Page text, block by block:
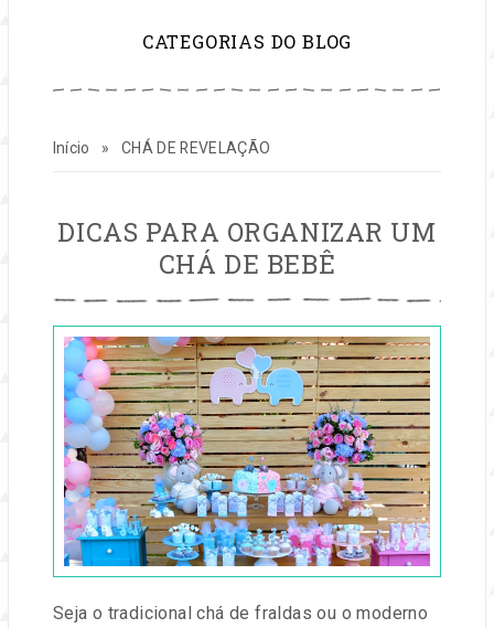
inspirar
sua
vida
e
seu
negócio
de
festas
e
eventos.
CATEGORIAS DO BLOG
Início » CHÁ DE REVELAÇÃO
CHÁ
DE
DICAS PARA ORGANIZAR UM
CHÁ DE BEBÊ
Publicado
em
16
ago,
2017por
Entre
na
Festa
Seja o tradicional chá de fraldas ou o moderno